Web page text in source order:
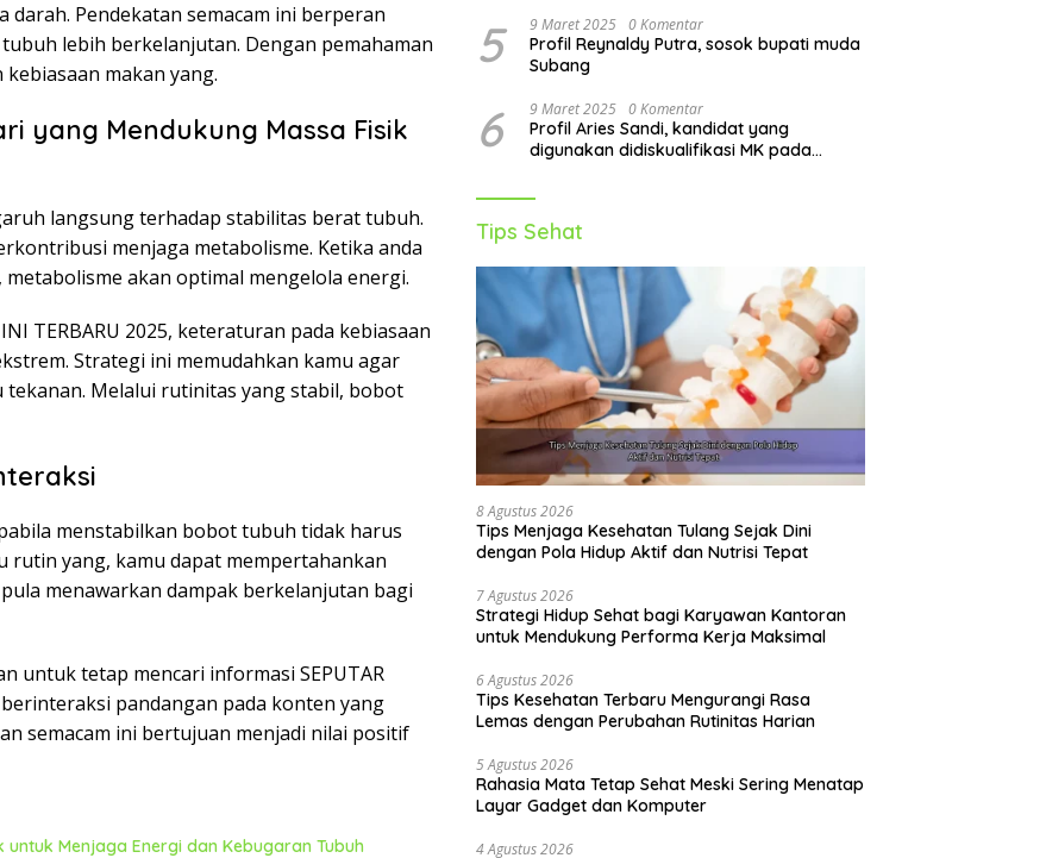
Pendekatan semacam ini berperan
lebih berkelanjutan. Dengan pemahaman
makan yang.
yang Mendukung Massa Fisik
langsung terhadap stabilitas berat tubuh.
menjaga metabolisme. Ketika anda
akan optimal mengelola energi.
TERBARU 2025, keteraturan pada kebiasaan
Strategi ini memudahkan kamu agar
Melalui rutinitas yang stabil, bobot
menstabilkan bobot tubuh tidak harus
rutin yang, kamu dapat mempertahankan
menawarkan dampak berkelanjutan bagi
untuk tetap mencari informasi SEPUTAR
berinteraksi pandangan pada konten yang
semacam ini bertujuan menjadi nilai positif
Menjaga Energi dan Kebugaran Tubuh
5 9 Maret 2025 0 Komentar
Profil Reynaldy Putra, sosok bupati muda
Subang
6 9 Maret 2025 0 Komentar
Profil Aries Sandi, kandidat yang
digunakan didiskualifikasi MK pada
Tips Sehat
8 Agustus 2026
Tips Menjaga Kesehatan Tulang Sejak Dini
dengan Pola Hidup Aktif dan Nutrisi Tepat
7 Agustus 2026
Strategi Hidup Sehat bagi Karyawan Kantoran
untuk Mendukung Performa Kerja Maksimal
6 Agustus 2026
Tips Kesehatan Terbaru Mengurangi Rasa
Lemas dengan Perubahan Rutinitas Harian
5 Agustus 2026
Rahasia Mata Tetap Sehat Meski Sering Menatap
Layar Gadget dan Komputer
4 Agustus 2026